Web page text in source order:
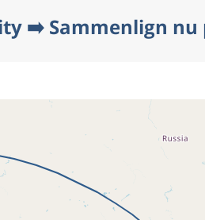
➡️ Sammenlign nu